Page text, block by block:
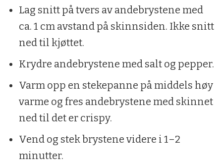
Lag snitt på tvers av andebrystene med
ca. 1 cm avstand på skinnsiden. Ikke snitt
ned til kjøttet.
Krydre andebrystene med salt og pepper.
Varm opp en stekepanne på middels høy
varme og fres andebrystene med skinnet
ned til det er crispy.
Vend og stek brystene videre i 1–2
minutter.